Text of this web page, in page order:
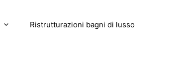
Ristrutturazioni bagni di lusso